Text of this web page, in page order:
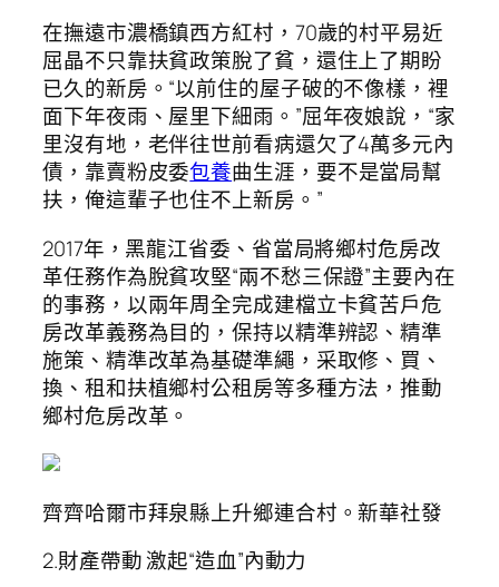
在撫遠市濃橋鎮西方紅村，70歲的村平易近
屈晶不只靠扶貧政策脫了貧，還住上了期盼
已久的新房。“以前住的屋子破的不像樣，裡
面下年夜雨、屋里下細雨。”屈年夜娘說，“家
里沒有地，老伴往世前看病還欠了4萬多元內
債，靠賣粉皮委包養曲生涯，要不是當局幫
扶，俺這輩子也住不上新房。”
2017年，黑龍江省委、省當局將鄉村危房改
革任務作為脫貧攻堅“兩不愁三保證”主要內在
的事務，以兩年周全完成建檔立卡貧苦戶危
房改革義務為目的，保持以精準辨認、精準
施策、精準改革為基礎準繩，采取修、買、
換、租和扶植鄉村公租房等多種方法，推動
鄉村危房改革。
齊齊哈爾市拜泉縣上升鄉連合村。新華社發
2.財產帶動 激起“造血”內動力